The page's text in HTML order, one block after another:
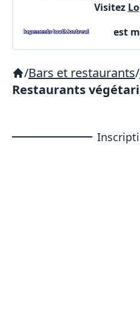
Visitez
est
/Bars et restaurants/
Restaurants